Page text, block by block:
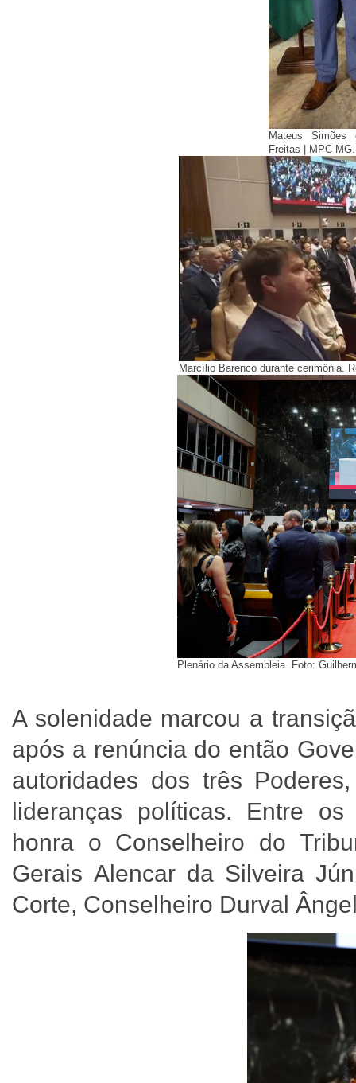
Mateus
Freitas | MPC-MG.
Marcílio Barenco durante cerimônia.
Plenário da Assembleia. Foto:
A solenidade marcou a
após a renúncia do então
autoridades dos três
lideranças políticas. Entre
honra o Conselheiro do
Gerais Alencar da Silveira
Corte, Conselheiro Durval